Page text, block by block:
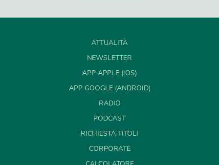
ATTUALITÀ
NEWSLETTER
APP APPLE (IOS)
APP GOOGLE (ANDROID)
RADIO
PODCAST
RICHIESTA TITOLI
CORPORATE